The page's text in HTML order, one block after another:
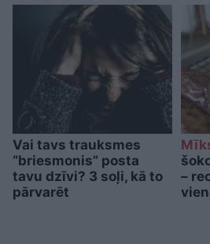
Vai tavs trauksmes
“briesmonis” posta
tavu dzīvi? 3 soļi, kā to
pārvarēt
–